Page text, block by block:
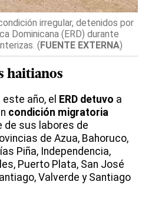
irregular, detenidos por
Dominicana (ERD) durante
(FUENTE EXTERNA)
haitianos
año, el ERD detuvo a
condición migratoria
de sus labores de
de Azua, Bahoruco,
Piña, Independencia,
Puerto Plata, San José
Valverde y Santiago